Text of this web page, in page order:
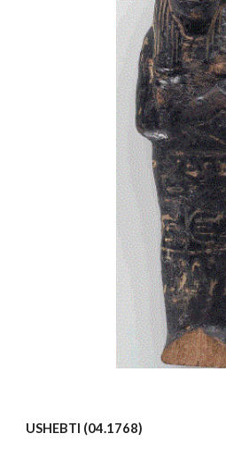
USHEBTI (04.1768)